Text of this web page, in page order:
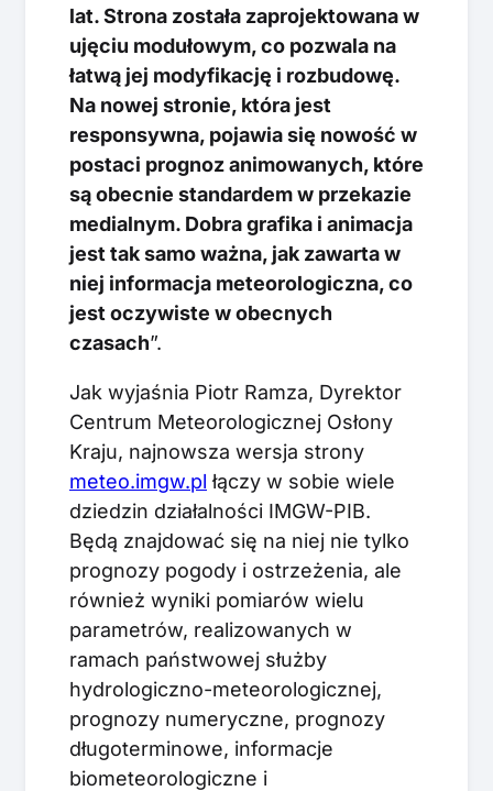
lat. Strona została zaprojektowana w
ujęciu modułowym, co pozwala na
łatwą jej modyfikację i rozbudowę.
Na nowej stronie, która jest
responsywna, pojawia się nowość w
postaci prognoz animowanych, które
są obecnie standardem w przekazie
medialnym. Dobra grafika i animacja
jest tak samo ważna, jak zawarta w
niej informacja meteorologiczna, co
jest oczywiste w obecnych
czasach”.
Jak wyjaśnia Piotr Ramza, Dyrektor
Centrum Meteorologicznej Osłony
Kraju, najnowsza wersja strony
meteo.imgw.pl łączy w sobie wiele
dziedzin działalności IMGW-PIB.
Będą znajdować się na niej nie tylko
prognozy pogody i ostrzeżenia, ale
również wyniki pomiarów wielu
parametrów, realizowanych w
ramach państwowej służby
hydrologiczno-meteorologicznej,
prognozy numeryczne, prognozy
długoterminowe, informacje
biometeorologiczne i